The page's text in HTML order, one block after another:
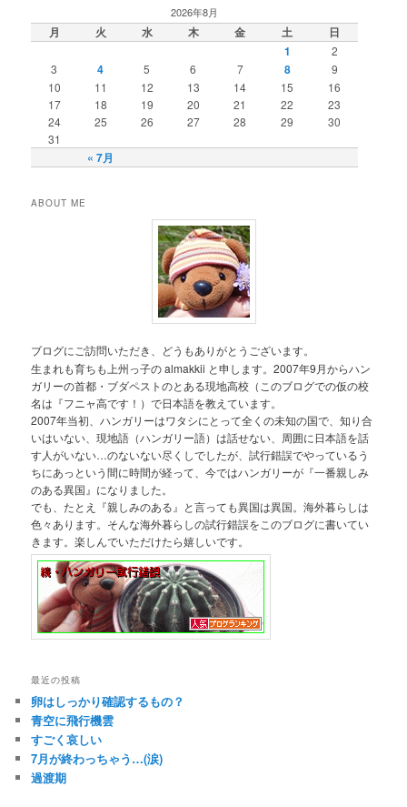
2026年8月
月 火 水 木 金 土 日
« 7月
1
2
3
4 5 6 7 8
9
10
11 12 13 14 15
16
17
18 19 20 21 22
23
24
25 26 27 28 29
30
31
ABOUT ME
ブログにご訪問いただき、どうもありがとうございます。
生まれも育ちも上州っ子の almakkii と申します。2007年9月からハン
ガリーの首都・ブダペストのとある現地高校（このブログでの仮の校
名は『フニャ高です！）で日本語を教えています。
2007年当初、ハンガリーはワタシにとって全くの未知の国で、知り合
いはいない、現地語（ハンガリー語）は話せない、周囲に日本語を話
す人がいない…のないない尽くしでしたが、試行錯誤でやっているう
ちにあっという間に時間が経って、今ではハンガリーが『一番親しみ
のある異国』になりました。
でも、たとえ『親しみのある』と言っても異国は異国。海外暮らしは
色々あります。そんな海外暮らしの試行錯誤をこのブログに書いてい
きます。楽しんでいただけたら嬉しいです。
最近の投稿
卵はしっかり確認するもの？
青空に飛行機雲
すごく哀しい
7月が終わっちゃう…(涙)
過渡期